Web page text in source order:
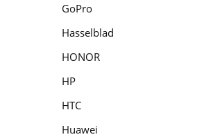
GoPro
Hasselblad
HONOR
HP
HTC
Huawei